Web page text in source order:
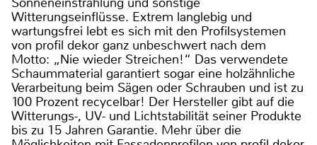
Witterungseinflüsse. Extrem langlebig und
wartungsfrei lebt es sich mit den Profilsystemen
von profil dekor ganz unbeschwert nach dem
Motto: „Nie wieder Streichen!“ Das verwendete
Schaummaterial garantiert sogar eine holzähnliche
Verarbeitung beim Sägen oder Schrauben und ist zu
100 Prozent recycelbar! Der Hersteller gibt auf die
Witterungs-, UV- und Lichtstabilität seiner Produkte
bis zu 15 Jahren Garantie. Mehr über die